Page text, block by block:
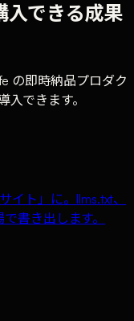
入できる成果
の即時納品プロダク
できます。
イト」に。llms.txt、
書き出します。